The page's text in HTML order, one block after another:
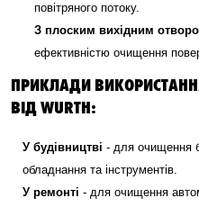
повітряного потоку.
З плоским вихідним
ефективністю очищення
ПРИКЛАДИ
ВІД WURTH:
У будівництві - для очищення
обладнання та інструментів.
У ремонті - для очищення